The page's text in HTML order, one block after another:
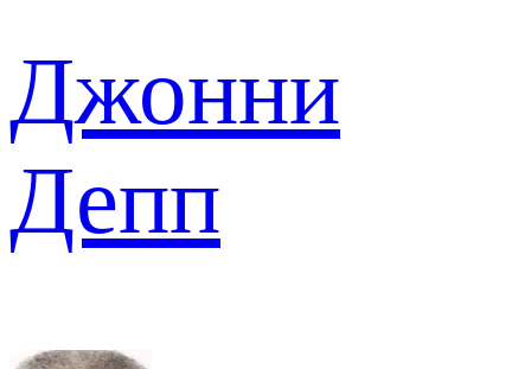
Джонни
Депп